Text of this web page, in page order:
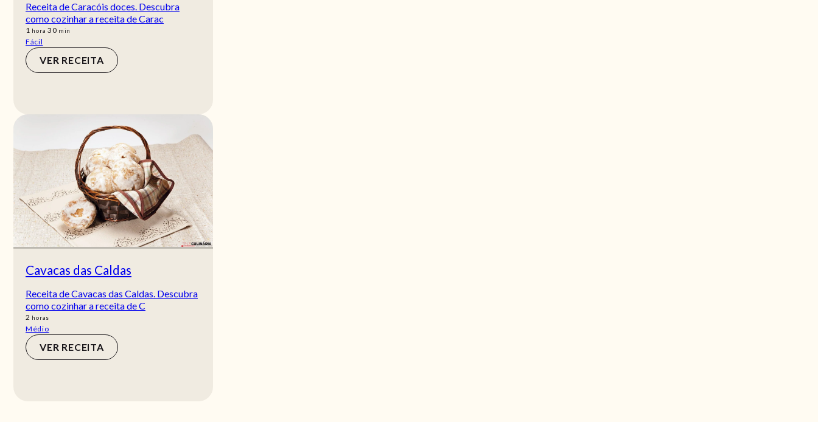
Receita de Caracóis doces. Descubra
como cozinhar a receita de Carac
1 hora
hora 30min
min
Fácil
VER RECEITA
Cavacas das Caldas
Receita de Cavacas das Caldas. Descubra
como cozinhar a receita de C
2 horas
horas
Médio
VER RECEITA